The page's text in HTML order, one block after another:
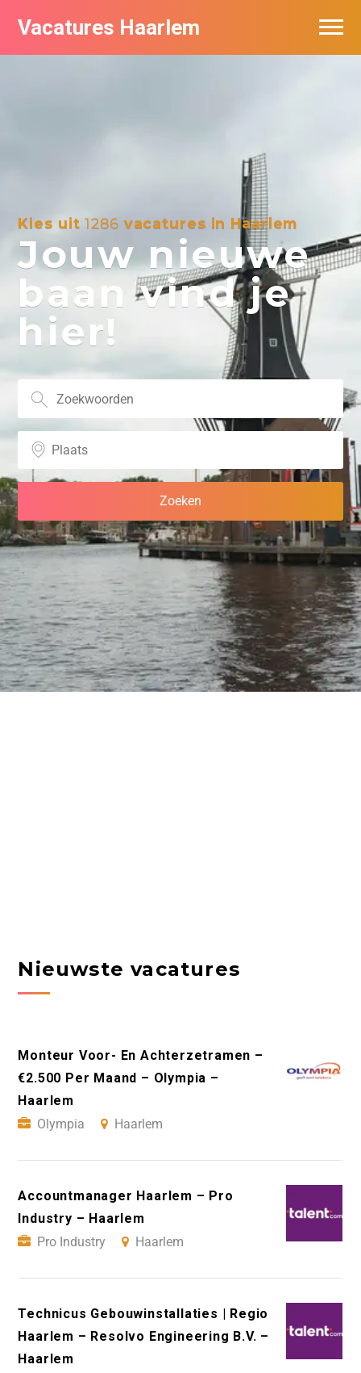
Vacatures Haarlem
Kies uit1286 vacatures in Haarlem
Jouw nieuwe
baan vind je
hier!
Nieuwste vacatures
Monteur Voor- En Achterzetramen –
€2.500 Per Maand – Olympia –
Haarlem
Olympia
Haarlem
Accountmanager Haarlem – Pro
Industry – Haarlem
Pro Industry
Haarlem
Technicus Gebouwinstallaties | Regio
Haarlem – Resolvo Engineering B.V. –
Haarlem
Vacatures per bedrijf in Haarlem